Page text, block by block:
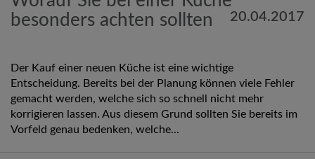
besonders achten sollten
20.04.2017
Der Kauf einer neuen Küche ist eine wichtige
Entscheidung. Bereits bei der Planung können viele Fehler
gemacht werden, welche sich so schnell nicht mehr
korrigieren lassen. Aus diesem Grund sollten Sie bereits im
Vorfeld genau bedenken, welche...